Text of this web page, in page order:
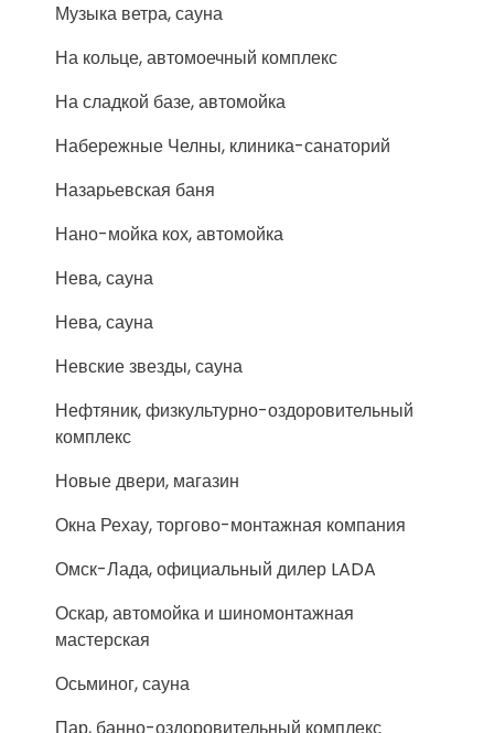
Музыка ветра, сауна
На кольце, автомоечный комплекс
На сладкой базе, автомойка
Набережные Челны, клиника-санаторий
Назарьевская баня
Нано-мойка кох, автомойка
Нева, сауна
Нева, сауна
Невские звезды, сауна
Нефтяник, физкультурно-оздоровительный
комплекс
Новые двери, магазин
Окна Рехау, торгово-монтажная компания
Омск-Лада, официальный дилер LADA
Оскар, автомойка и шиномонтажная
мастерская
Осьминог, сауна